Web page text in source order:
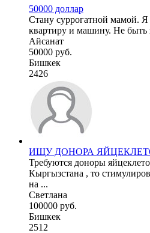
50000 доллар
Стану суррогатной мамой.
квартиру и машину. Не быть
Айсанат
50000 руб.
Бишкек
2426
ИЩУ ДОНОРА
Требуются доноры
Кыргызстана , то
на ...
Светлана
100000 руб.
Бишкек
2512